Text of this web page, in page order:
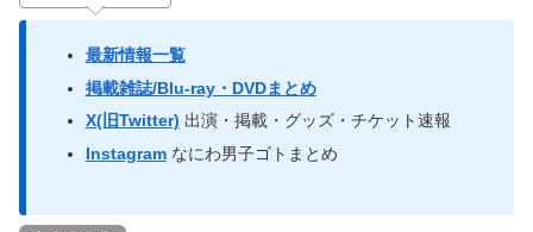
最新情報一覧
掲載雑誌/Blu-ray・DVDまとめ
X(旧Twitter) 出演・掲載・グッズ・チケット速報
Instagramなにわ男子ゴトまとめ